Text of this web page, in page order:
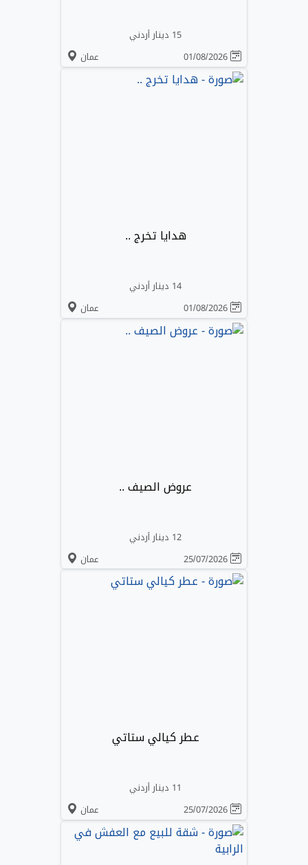
15 دينار أردني
عمان
هدايا تخرج ..
14 دينار أردني
عمان
عروض الصيف ..
12 دينار أردني
عمان
عطر كيالي ستاتي
11 دينار أردني
عمان